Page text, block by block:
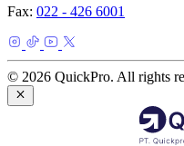
Fax: 022 - 426 6001
© 2026 QuickPro. All rights